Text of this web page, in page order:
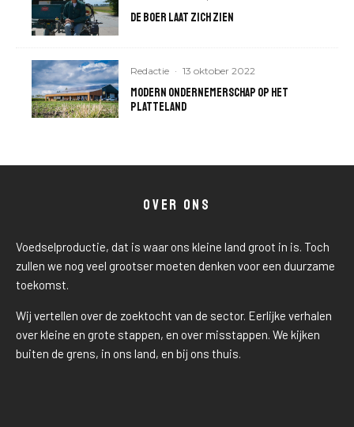
De boer laat zich zien
Redactie · 13 oktober 2022
Modern ondernemerschap op het
platteland
OVER ONS
Voedselproductie, dat is waar ons kleine land groot in is. Toch
zullen we nog veel grootser moeten denken voor een duurzame
toekomst.
Wij vertellen over de zoektocht van de sector. Eerlijke verhalen
over kleine en grote stappen, en over misstappen. We kijken
buiten de grens, in ons land, en bij ons thuis.